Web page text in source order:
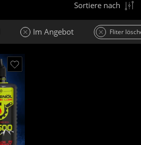
Sortiere nach
Im Angebot Fliter